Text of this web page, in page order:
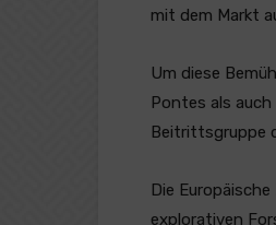
mit dem Markt
Um diese
Pontes als
Beitrittsgruppe
Die
explorativen